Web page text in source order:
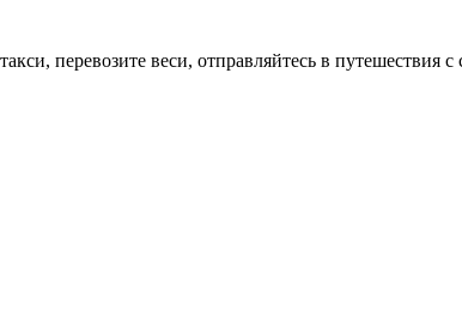
перевозите веси, отправляйтесь в путешествия